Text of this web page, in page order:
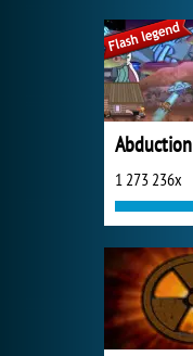
Abduction
1 273 236x